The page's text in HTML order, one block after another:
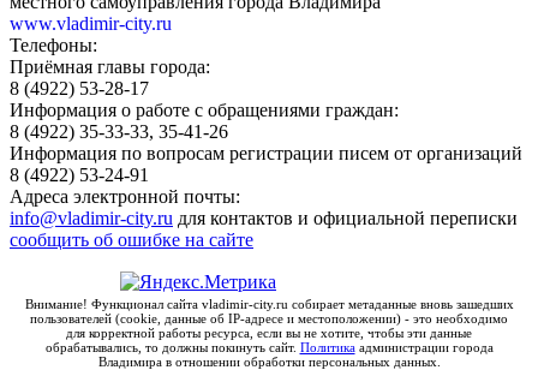
www.vladimir-city.ru
Телефоны:
Приёмная главы города:
8 (4922) 53-28-17
Информация о работе с обращениями граждан:
8 (4922) 35-33-33, 35-41-26
Информация по вопросам регистрации писем от организаций
8 (4922) 53-24-91
Адреса электронной почты:
info@vladimir-city.ru для контактов и официальной переписки
сообщить об ошибке на сайте
Внимание! Функционал сайта vladimir-city.ru собирает метаданные вновь зашедших
пользователей (cookie, данные об IP-адресе и местоположении) - это необходимо
для корректной работы ресурса, если вы не хотите, чтобы эти данные
обрабатывались, то должны покинуть сайт. Политикаадминистрации города
Владимира в отношении обработки персональных данных.